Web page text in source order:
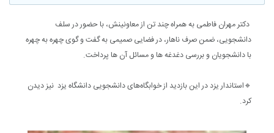
دکتر مهران فاطمی به همراه چند تن از معاونینش، با حضور در سلف
دانشجویی، ضمن صرف ناهار، در فضایی صمیمی به گفت و گوی چهره به چهره
با دانشجویان و بررسی دغدغه ها و مسائل آن ها پرداخت.
🔹استاندار یزد در این بازدید از خوابگاه‌های دانشجویی دانشگاه یزد نیز دیدن
کرد.